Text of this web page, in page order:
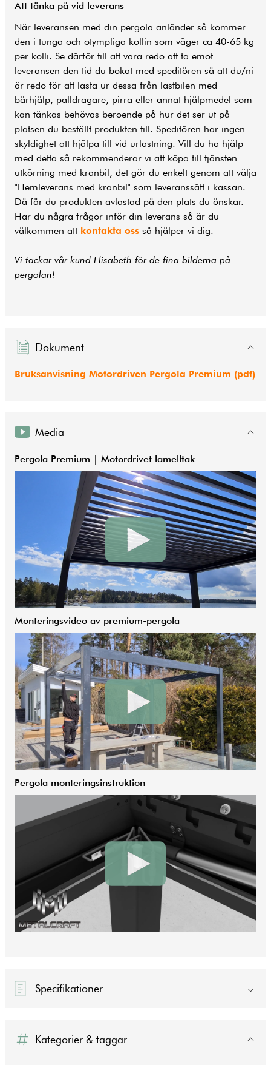
Att tänka på vid leverans
När leveransen med din pergola anländer så kommer
den i tunga och otympliga kollin som väger ca 40-65 kg
per kolli. Se därför till att vara redo att ta emot
leveransen den tid du bokat med speditören så att du/ni
är redo för att lasta ur dessa från lastbilen med
bärhjälp, palldragare, pirra eller annat hjälpmedel som
kan tänkas behövas beroende på hur det ser ut på
platsen du beställt produkten till. Speditören har ingen
skyldighet att hjälpa till vid urlastning. Vill du ha hjälp
med detta så rekommenderar vi att köpa till tjänsten
utkörning med kranbil, det gör du enkelt genom att välja
"Hemleverans med kranbil" som leveranssätt i kassan.
Då får du produkten avlastad på den plats du önskar.
Har du några frågor inför din leverans så är du
välkommen att kontakta oss så hjälper vi dig.
Vi tackar vår kund Elisabeth för de fina bilderna på
pergolan!
Dokument
Bruksanvisning Motordriven Pergola Premium (pdf)
Media
Pergola Premium | Motordrivet lamelltak
Monteringsvideo av premium-pergola
Pergola monteringsinstruktion
Specifikationer
Kategorier & taggar